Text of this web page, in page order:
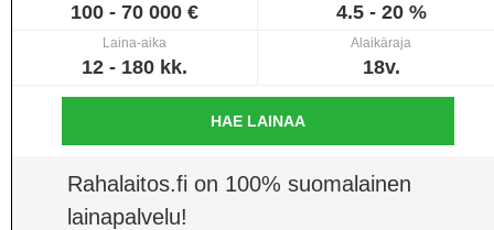
100 - 70 000 € 4.5 - 20 %
Laina-aika
12 - 180 kk.
Alaikäraja
18v.
HAE LAINAA
Rahalaitos.fi on 100% suomalainen
lainapalvelu!